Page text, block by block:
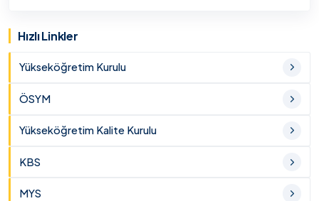
Hızlı Linkler
Yükseköğretim Kurulu
ÖSYM
Yükseköğretim Kalite Kurulu
KBS
MYS